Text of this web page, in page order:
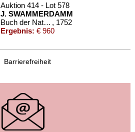
Auktion 414 - Lot 578
J. SWAMMERDAMM
Buch der Natur. 1752. , 1752
Ergebnis: € 960
Barrierefreiheit